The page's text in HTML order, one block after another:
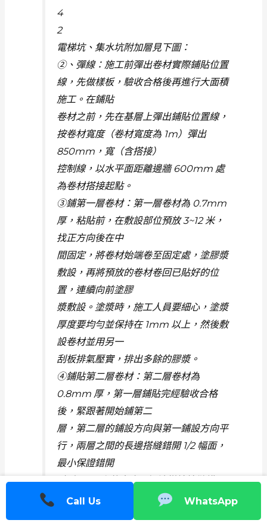
4
2
電梯坑、集水坑附加層見下圖：
②、彈線：施工前彈出卷材實際鋪貼位置
線，先做樣板，驗收合格後再進行大面積
施工。在鋪貼
卷材之前，先在基層上彈出鋪貼位置線，
按卷材寬度（卷材寬度為 1m）彈出
850mm，寬（含搭接）
控制線，以水平面距離邊牆 600mm 處
為卷材搭接起點。
③鋪第一層卷材：第一層卷材為 0.7mm
厚，粘貼前，在敷設部位預放 3~12 米，
找正方向後在中
間固定，將卷材始端卷至固定處，塗膠漿
敷設，再將預放的卷材卷回已貼好的位
置，連續向前塗膠
漿敷設。塗漿時，施工人員要細心，塗漿
厚度要均勻並保持在 1mm 以上，然後敷
設卷材並用另一
刮板排氣壓實，排出多餘的膠漿。
④鋪貼第二層卷材：第二層卷材為
0.8mm 厚，第一層鋪貼完經驗收合格
後，緊跟著開始鋪第二
層，第二層的鋪設方向與第一鋪設方向平
行，兩層之間的長邊搭縫錯開 1/2 幅面，
最小保證錯開
1/3 幅面以上的寬度，短邊搭接接縫錯開
1000mm 以上。
⑤卷材搭接長度：長邊搭接長度
Call Us WhatsApp